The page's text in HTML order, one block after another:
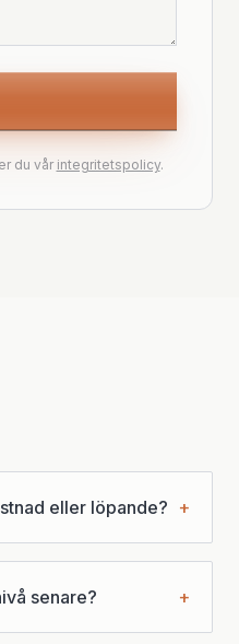
du vår integritetspolicy.
eller löpande? +
senare? +